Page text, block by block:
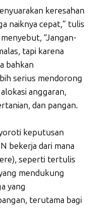
keresahan
naiknya cepat,” tulis
“Jangan-
tapi karena
bahkan
serius mendorong
anggaran,
dan pangan.
keputusan
bekerja dari mana
seperti tertulis
mendukung
yang
terutama bagi